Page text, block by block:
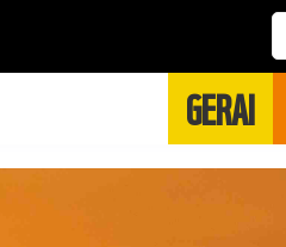
GERAI